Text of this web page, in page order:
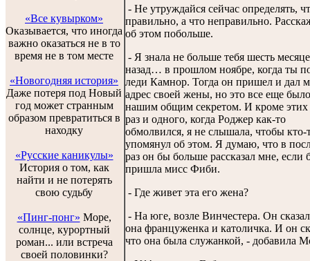
«Все кувырком»
Оказывается, что иногда
важно оказаться не в то
время не в том месте
«Новогодняя история»
Даже потеря под Новый
год может странным
образом превратиться в
находку
«Русские каникулы»
История о том, как
найти и не потерять
свою судьбу
«Пинг-понг» Море,
солнце, курортный
роман... или встреча
своей половинки?
- Не утруждайся сейчас определять,
правильно, а что неправильно.
об этом побольше.
- Я знала не больше тебя шесть
назад… в прошлом ноябре, когда ты
леди Камнор. Тогда он пришел и дал
адрес своей жены, но это все еще было
нашим общим секретом. И кроме этих
раз и одного, когда Роджер как-то
обмолвился, я не слышала, чтобы кто-
упомянул об этом. Я думаю, что в
раз он бы больше рассказал мне, если
пришла мисс Фиби.
- Где живет эта его жена?
- На юге, возле Винчестера. Он
она француженка и католичка. И он
что она была служанкой, - добавила